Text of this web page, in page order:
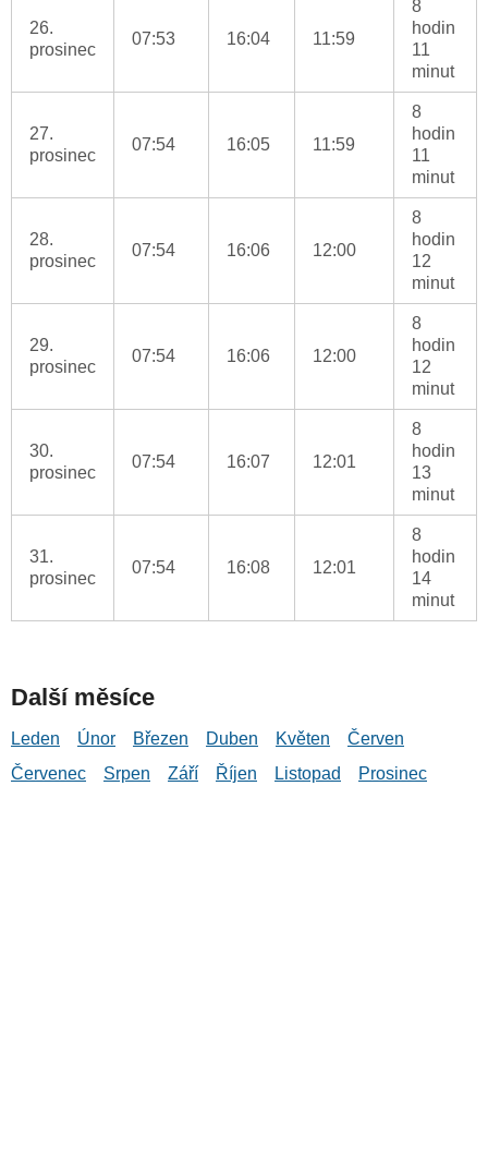
26.
prosinec
07:53 16:04 11:59
8
hodin
11
minut
27.
prosinec
07:54 16:05 11:59
8
hodin
11
minut
28.
prosinec
07:54 16:06 12:00
8
hodin
12
minut
29.
prosinec
07:54 16:06 12:00
8
hodin
12
minut
30.
prosinec
07:54 16:07 12:01
8
hodin
13
minut
31.
prosinec
07:54 16:08 12:01
8
hodin
14
minut
Další měsíce
Leden Únor Březen Duben Květen
Červen
Červenec
Srpen Září Říjen Listopad Prosinec